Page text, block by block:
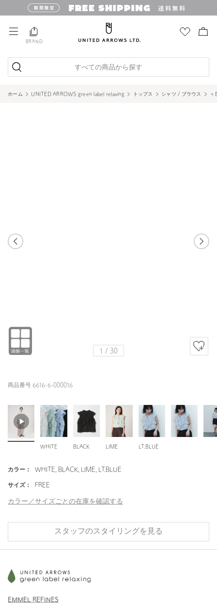
BRAND
すべての商品から探す
ホーム UNITED ARROWS green label relaxing トップス シャツ / ブラウス ＜
1 / 30
商品番号 6616-6-000016
WHITE BLACK LIME LT.BLUE
カラー： WHITE, BLACK, LIME, LT.BLUE
サイズ： FREE
カラー／サイズごとの在庫を確認する
スタッフのスタイリングを見る
EMMEL REFINES